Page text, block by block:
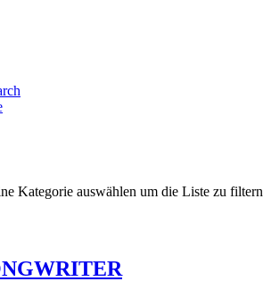
Kategorie auswählen um die Liste zu filtern